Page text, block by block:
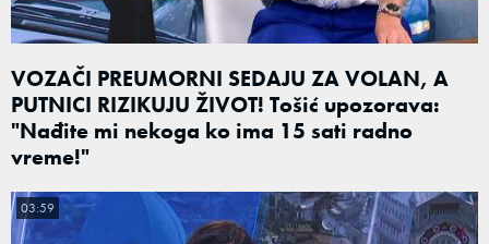
VOZAČI PREUMORNI SEDAJU ZA VOLAN, A
PUTNICI RIZIKUJU ŽIVOT! Tošić upozorava:
"Nađite mi nekoga ko ima 15 sati radno
vreme!"
03:59